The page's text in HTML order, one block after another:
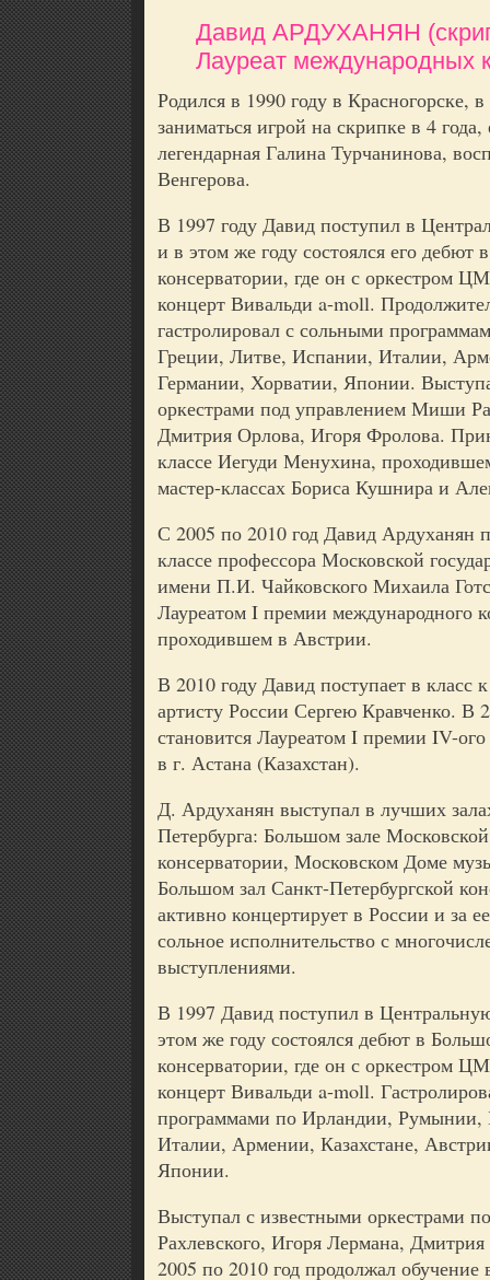
Давид АРДУХАНЯН
Лауреат международных
Родился в 1990 году в Красногорске,
заниматься игрой на скрипке в 4
легендарная Галина Турчанинова,
Венгерова.
В 1997 году Давид поступил в
и в этом же году состоялся его
консерватории, где он с оркестром
концерт Вивальди a-moll.
гастролировал с сольными
Греции, Литве, Испании, Италии,
Германии, Хорватии, Японии.
оркестрами под управлением Миши
Дмитрия Орлова, Игоря Фролова.
классе Иегуди Менухина,
мастер-классах Бориса Кушнира и
С 2005 по 2010 год Давид Ардуханян
классе профессора Московской
имени П.И. Чайковского Михаила
Лауреатом I премии международного
проходившем в Австрии.
В 2010 году Давид поступает в класс
артисту России Сергею Кравченко. В
становится Лауреатом I премии IV-
в г. Астана (Казахстан).
Д. Ардуханян выступал в лучших
Петербурга: Большом зале
консерватории, Московском Доме
Большом зал Санкт-Петербургской
активно концертирует в России и за
сольное исполнительство с
выступлениями.
В 1997 Давид поступил в
этом же году состоялся дебют в
консерватории, где он с оркестром
концерт Вивальди a-moll.
программами по Ирландии,
Италии, Армении, Казахстане,
Японии.
Выступал с известными оркестрами
Рахлевского, Игоря Лермана,
2005 по 2010 год продолжал